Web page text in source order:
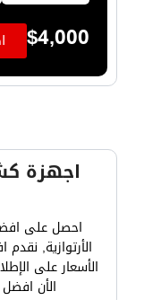
$4,000
اجهزة
احصل على
الأرتوازية,
الأسعار على
الأن